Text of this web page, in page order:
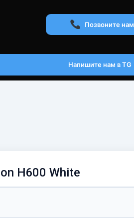
Позвоните нам
Напишите нам в TG
H600 White